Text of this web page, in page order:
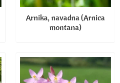
Arnika, navadna (Arnica
montana)